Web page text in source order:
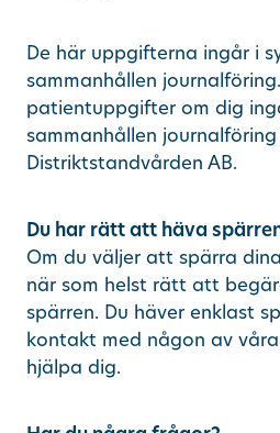
De här uppgifterna ingår i
sammanhållen
patientuppgifter om dig
sammanhållen
Distriktstandvården AB.
Du har rätt att häva
Om du väljer att spärra
när som helst rätt att
spärren. Du häver enklast
kontakt med någon av
hjälpa dig.